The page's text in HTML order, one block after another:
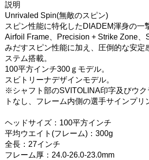
説明
Unrivaled Spin(無敵のスピン)
スピン性能に特化したDIADEM渾身の一
Airfoil Frame、Precision + Strike Zone、
みだすスピン性能に加え、圧倒的な安定
ステム搭載。
100平方インチ300ｇモデル。
スビトリーナデザインモデル。
※シャフト部のSVITOLINA印字及びウク
トなし、フレーム内側の選手サインプ
ヘッドサイズ：100平方インチ
平均ウエイト(フレーム)：300g
全長：27インチ
フレーム厚：24.0-26.0-23.0mm